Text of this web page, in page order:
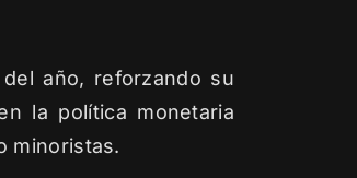
año, reforzando su
la política monetaria
minoristas.